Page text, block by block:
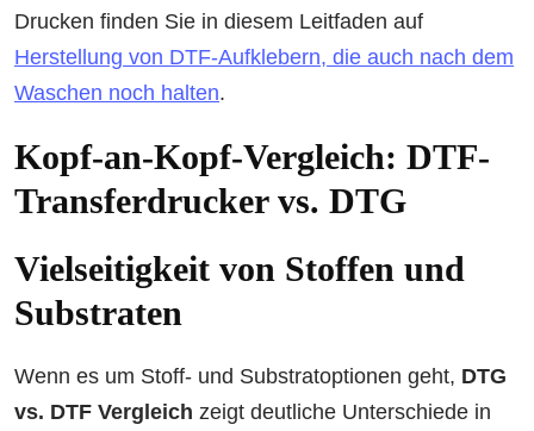
Drucken finden Sie in diesem Leitfaden auf
Herstellung von DTF-Aufklebern, die auch nach dem
Waschen noch halten.
Kopf-an-Kopf-Vergleich: DTF-
Transferdrucker vs. DTG
Vielseitigkeit von Stoffen und
Substraten
Wenn es um Stoff- und Substratoptionen geht, DTG
vs. DTF Vergleich zeigt deutliche Unterschiede in